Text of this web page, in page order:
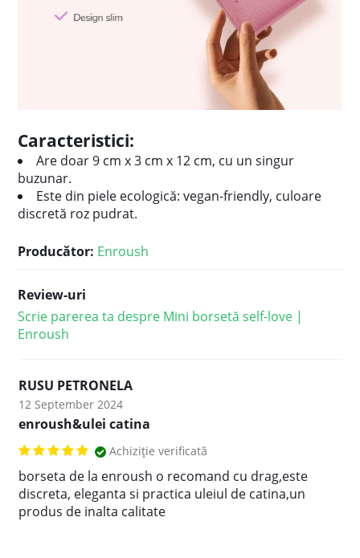
Caracteristici:
Are doar 9 cm x 3 cm x 12 cm, cu un singur
buzunar.
Este din piele ecologică: vegan-friendly, culoare
discretă roz pudrat.
Producător: Enroush
Review-uri
Scrie parerea ta despre Mini borsetă self-love |
Enroush
RUSU PETRONELA
12 September 2024
enroush&ulei catina
Achiziție verificată
borseta de la enroush o recomand cu drag,este
discreta, eleganta si practica uleiul de catina,un
produs de inalta calitate